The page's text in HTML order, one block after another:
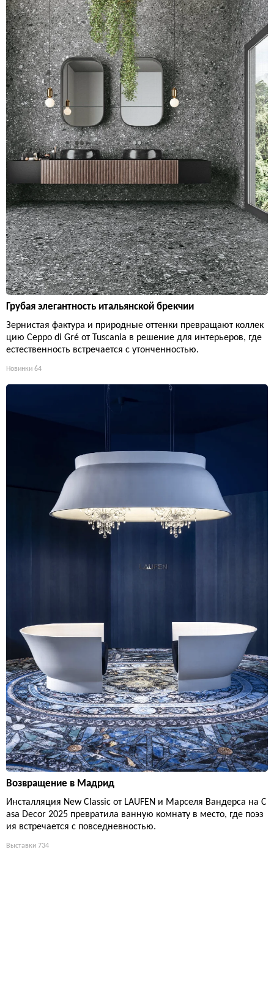
Грубая элегантность итальянской брекчии
Зернистая фактура и природные оттенки превращают коллек
цию Ceppo di Gré от Tuscania в решение для интерьеров, где
естественность встречается с утонченностью.
Новинки 64
Возвращение в Мадрид
Инсталляция New Classic от LAUFEN и Марселя Вандерса на C
asa Decor 2025 превратила ванную комнату в место, где поэз
ия встречается с повседневностью.
Выставки 734